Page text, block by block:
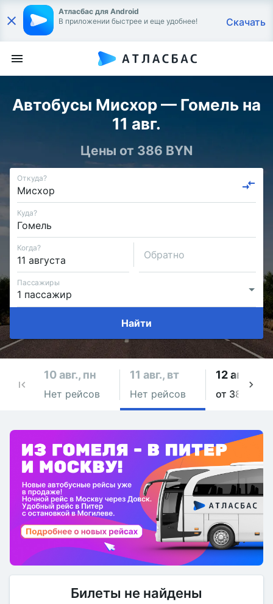
Атласбас для Android
В приложении быстрее и еще удобнее!
Скачать
Автобусы Мисхор — Гомель на
11 авг.
Цены от 386 BYN
Откуда?
Куда?
Когда?
Обратно
Пассажиры
Найти
10 авг., пн
Нет рейсов
11 авг., вт
Нет рейсов
12 авг., ср
от 386 
Билеты не найдены